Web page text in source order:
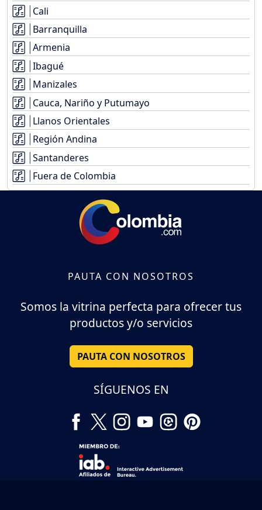
Cali
Barranquilla
Armenia
Ibagué
Manizales
Cauca, Nariño y Putumayo
Llanos Orientales
Región Andina
Santanderes
Fuera de Colombia
PAUTA CON NOSOTROS
Somos la vitrina perfecta para ofrecer tus
productos y/o servicios
PAUTA CON NOSOTROS
SÍGUENOS EN